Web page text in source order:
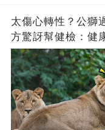
太傷心轉性？公獅
方驚訝幫健檢：健